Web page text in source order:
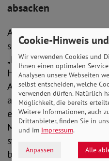
absacken
Auf das Niveau der
sich zudem nachteilig
„Konsumausgaben“
Haushalten einfließen,
Anspruch auf
aber aus Scham nicht
ebenso für die Angaben
Menschen, die trotz
staatliche Hilfen
besteht hier die Gefahr
Cookie-Hinweis
Wir verwenden Cookies und
Ihnen einen optimalen
Analysen unsere Webseiten
selbst entscheiden, welche
verwenden dürfen. Natürlich
Möglichkeit, die bereits
Weitere Informationen, auch
Drittanbieter, finden Sie in
und im Impressum.
Anpassen Alle